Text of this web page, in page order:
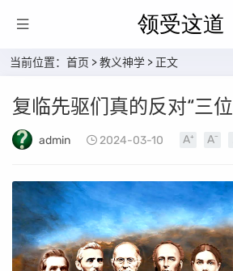
当前位置： 首页 >教义神学 > 正文
复临先驱们真的反对“三位
admin 2024-03-10